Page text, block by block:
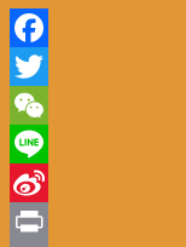
Facebook
Twitter
WeChat
Line
Sina